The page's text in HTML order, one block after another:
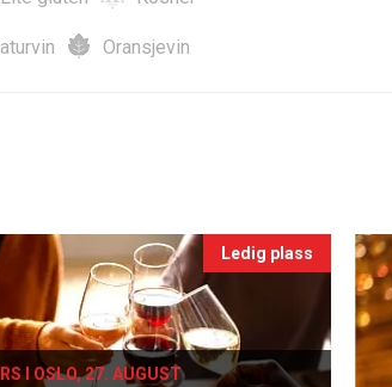
Oransjevin
Ledig plass
I OSLO, 27. AUGUST